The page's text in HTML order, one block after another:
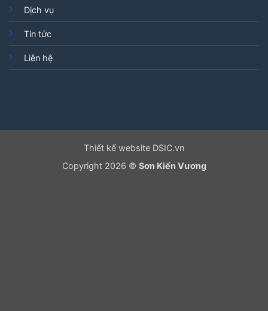
Dịch vụ
Tin tức
Liên hệ
Thiết kế website DSIC.vn
Copyright 2026 © Sơn Kiến Vương